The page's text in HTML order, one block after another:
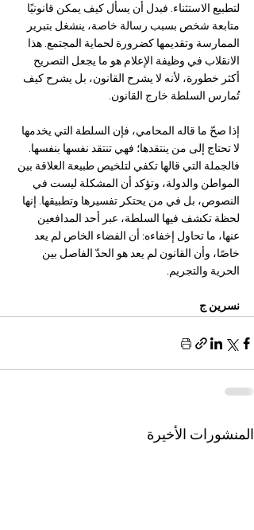
لتطبيع الاستثناء. فبدل أن يسأل كيف يمكن قانونيًا
متابعة شخص بسبب رسالة خاصة، ينشغل بتبرير
الممارسة وتقديمها كضرورة لحماية المجتمع. هذا
الانقلاب في وظيفة الإعلام هو ما يجعل التصريح
أكثر خطورة، لأنه لا يشرح القانون، بل يشرح كيف
تُمارس السلطة خارج القانون.
إذا صحّ ما قاله المحامي، فإن السلطة التي يخدمها
لا تحتاج إلى من ينتقدها؛ فهي تنتقد نفسها بنفسها.
فالجملة التي قالها تكفي لتلخيص طبيعة العلاقة بين
المواطن والدولة، وتؤكد أن المشكلة ليست في
النصوص، بل في من يحتكر تفسيرها وتطبيقها. إنها
لحظة تكشف فيها السلطة، عبر أحد المدافعين
عنها، ما تحاول إخفاءه: أن الفضاء الخاص لم يعد
خاصًا، وأن القانون لم يعد هو الحدّ الفاصل بين
الحرية والتجريم.
نسرين ج
المنشورات الأخيرة